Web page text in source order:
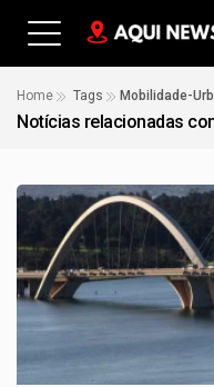
Home Tags Mobilidade-
Notícias relacionadas